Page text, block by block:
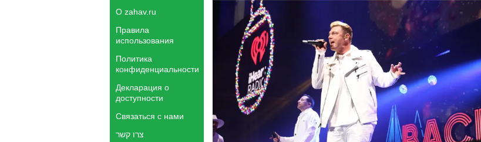
О zahav.ru
Правила
использования
Политика
конфиденциальности
Декларация о
доступности
Связаться с нами
צרו קשר